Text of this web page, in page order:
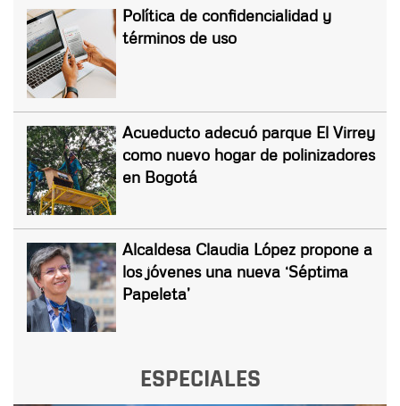
Política de confidencialidad y
términos de uso
Acueducto adecuó parque El Virrey
como nuevo hogar de polinizadores
en Bogotá
Alcaldesa Claudia López propone a
los jóvenes una nueva ‘Séptima
Papeleta’
ESPECIALES